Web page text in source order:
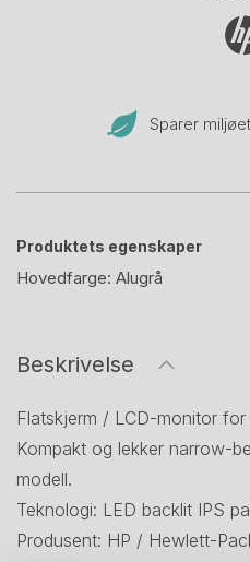
Sparer
Produktets egenskaper
Hovedfarge: Alugrå
Beskrivelse
Flatskjerm / LCD-monitor for
Kompakt og lekker narrow-
modell.
Teknologi: LED backlit IPS
Produsent: HP / Hewlett-